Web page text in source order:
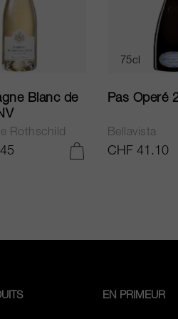
Blanc de
Rothschild
75cl
Pas Operé
Bellavista
CHF 41.10
EN PRIMEUR